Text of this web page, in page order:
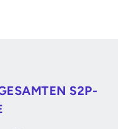
S2P-